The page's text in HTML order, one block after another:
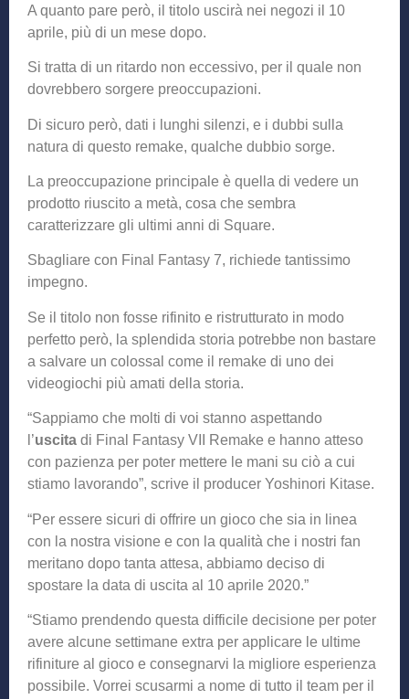
A quanto pare però, il titolo uscirà nei negozi il 10
aprile, più di un mese dopo.
Si tratta di un ritardo non eccessivo, per il quale non
dovrebbero sorgere preoccupazioni.
Di sicuro però, dati i lunghi silenzi, e i dubbi sulla
natura di questo remake, qualche dubbio sorge.
La preoccupazione principale è quella di vedere un
prodotto riuscito a metà, cosa che sembra
caratterizzare gli ultimi anni di Square.
Sbagliare con Final Fantasy 7, richiede tantissimo
impegno.
Se il titolo non fosse rifinito e ristrutturato in modo
perfetto però, la splendida storia potrebbe non bastare
a salvare un colossal come il remake di uno dei
videogiochi più amati della storia.
“Sappiamo che molti di voi stanno aspettando
l’uscita di Final Fantasy VII Remake e hanno atteso
con pazienza per poter mettere le mani su ciò a cui
stiamo lavorando”, scrive il producer Yoshinori Kitase.
“Per essere sicuri di offrire un gioco che sia in linea
con la nostra visione e con la qualità che i nostri fan
meritano dopo tanta attesa, abbiamo deciso di
spostare la data di uscita al 10 aprile 2020.”
“Stiamo prendendo questa difficile decisione per poter
avere alcune settimane extra per applicare le ultime
rifiniture al gioco e consegnarvi la migliore esperienza
possibile. Vorrei scusarmi a nome di tutto il team per il